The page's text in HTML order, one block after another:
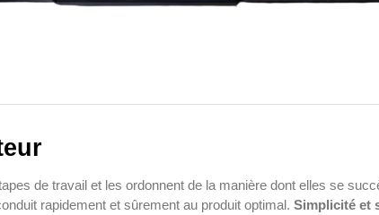
de travail et les ordonnent de la manière dont elles se
rapidement et sûrement au produit optimal. Simplicité et